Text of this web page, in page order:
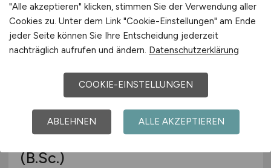
Pflegefachkraft (m/w/d)für ein
Studium Pflegemanagement
(B.Sc.)
"Alle akzeptieren" klicken, stimmen Sie der Verwendung aller
Cookies zu. Unter dem Link "Cookie-Einstellungen" am Ende
jeder Seite können Sie Ihre Entscheidung jederzeit
nachträglich aufrufen und ändern. Datenschutzerklärung
COOKIE-EINSTELLUNGEN
ABLEHNEN ALLE AKZEPTIEREN